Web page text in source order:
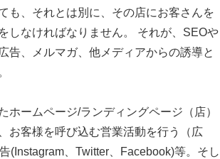
も、それとは別に、その店にお客さんを
しなければなりません。 それが、SEOや
告、メルマガ、他メディアからの誘導と
ホームページ/ランディングページ（店）
お客様を呼び込む営業活動を行う（広
(Instagram、Twitter、Facebook)等。そし